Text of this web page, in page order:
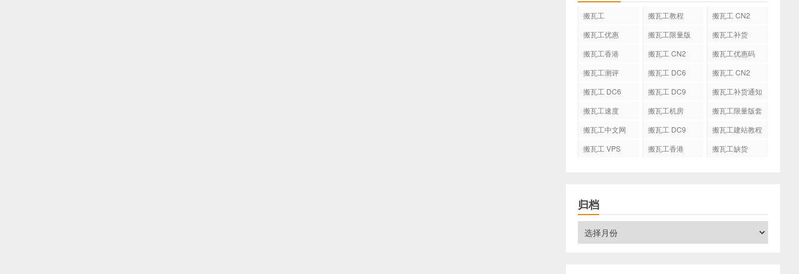
搬瓦工 搬瓦工教程
搬瓦工 CN2
搬瓦工优惠 搬瓦工限量版
搬瓦工补货
搬瓦工香港
搬瓦工 CN2
搬瓦工优惠码
搬瓦工测评
搬瓦工 DC6
搬瓦工 CN2
搬瓦工 DC6
搬瓦工 DC9
搬瓦工补货通知
搬瓦工速度
搬瓦工机房
搬瓦工限量版套
搬瓦工中文网 搬瓦工 DC9
搬瓦工建站教程
搬瓦工 VPS
搬瓦工香港
搬瓦工缺货
归档